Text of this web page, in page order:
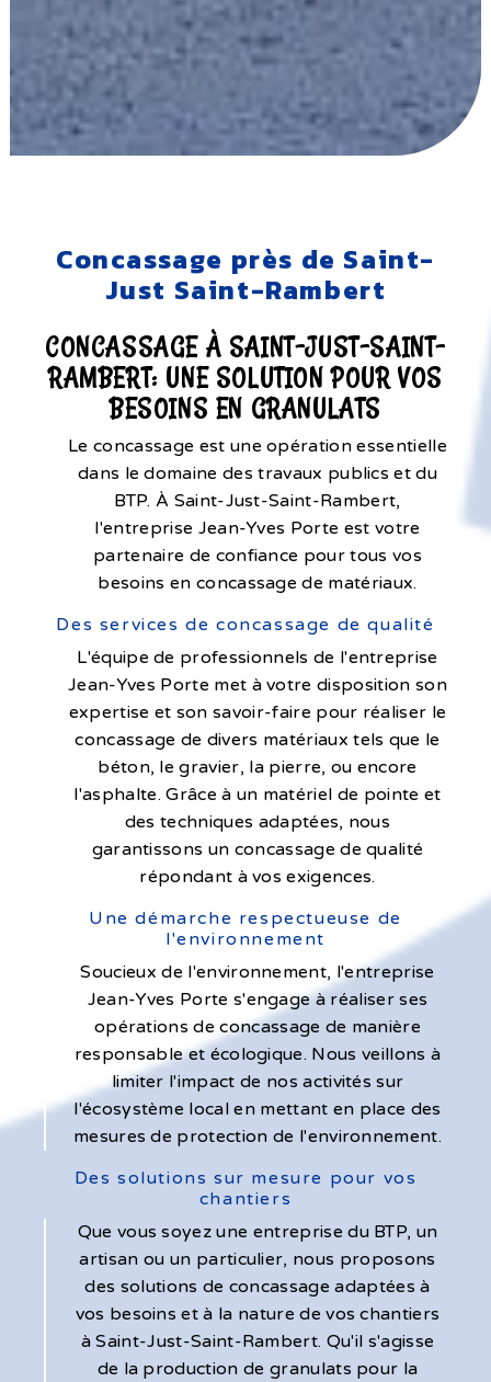
Concassage près de Saint-
Just Saint-Rambert
CONCASSAGE À SAINT-JUST-SAINT-
RAMBERT: UNE SOLUTION POUR VOS
BESOINS EN GRANULATS
Le concassage est une opération essentielle
dans le domaine des travaux publics et du
BTP. À Saint-Just-Saint-Rambert,
l'entreprise Jean-Yves Porte est votre
partenaire de confiance pour tous vos
besoins en concassage de matériaux.
Des services de concassage de qualité
L'équipe de professionnels de l'entreprise
Jean-Yves Porte met à votre disposition son
expertise et son savoir-faire pour réaliser le
concassage de divers matériaux tels que le
béton, le gravier, la pierre, ou encore
l'asphalte. Grâce à un matériel de pointe et
des techniques adaptées, nous
garantissons un concassage de qualité
répondant à vos exigences.
Une démarche respectueuse de
l'environnement
Soucieux de l'environnement, l'entreprise
Jean-Yves Porte s'engage à réaliser ses
opérations de concassage de manière
responsable et écologique. Nous veillons à
limiter l'impact de nos activités sur
l'écosystème local en mettant en place des
mesures de protection de l'environnement.
Des solutions sur mesure pour vos
chantiers
Que vous soyez une entreprise du BTP, un
artisan ou un particulier, nous proposons
des solutions de concassage adaptées à
vos besoins et à la nature de vos chantiers
à Saint-Just-Saint-Rambert. Qu'il s'agisse
de la production de granulats pour la